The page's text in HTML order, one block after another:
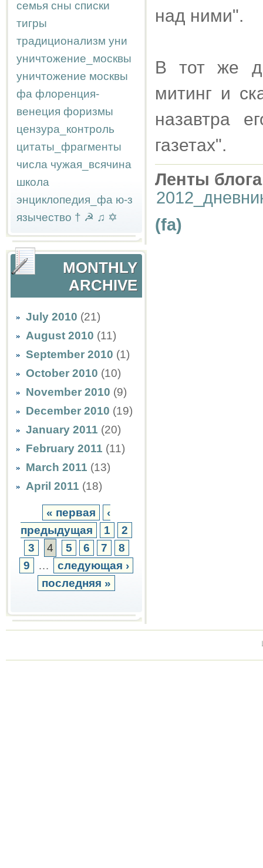
семья сны списки
тигры
традиционализм уни
уничтожение_москвы
уничтожение москвы
фа флоренция-
венеция форизмы
цензура_контроль
цитаты_фрагменты
числа чужая_всячина
школа
энциклопедия_фа ю-з
язычество † ☭ ♫ ✡
MONTHLY
ARCHIVE
July 2010 (21)
August 2010 (11)
September 2010 (1)
October 2010 (10)
November 2010 (9)
December 2010 (19)
January 2011 (20)
February 2011 (11)
March 2011 (13)
April 2011 (18)
« первая
‹
предыдущая
1
2
3
4 5 6 7
8
9
…
следующая ›
последняя »
над ними".
В тот же
митинг и
назавтра
газетах".
Ленты
(fa)